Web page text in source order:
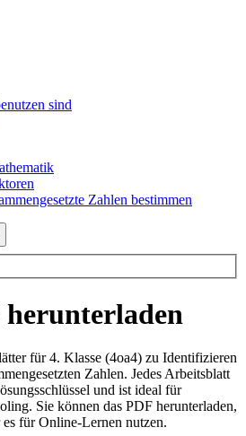
sind
Zahlen bestimmen
für 4. Klasse (4oa4) zu Identifizieren
Zahlen. Jedes Arbeitsblatt
und ist ideal für
Sie können das PDF herunterladen,
für Online-Lernen nutzen.